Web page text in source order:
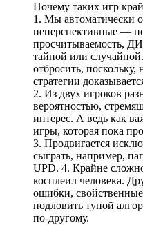
Почему таких игр
1. Мы автоматически
неперспективные —
просчитываемость,
тайной или
отбросить,
стратегии
2. Из двух игроков
вероятностью,
интерес. А ведь как
игры, которая пока
3. Продвигается
сыграть, например,
UPD. 4. Крайне
косплеил человека.
ошибки,
подловить тупой
по-другому.